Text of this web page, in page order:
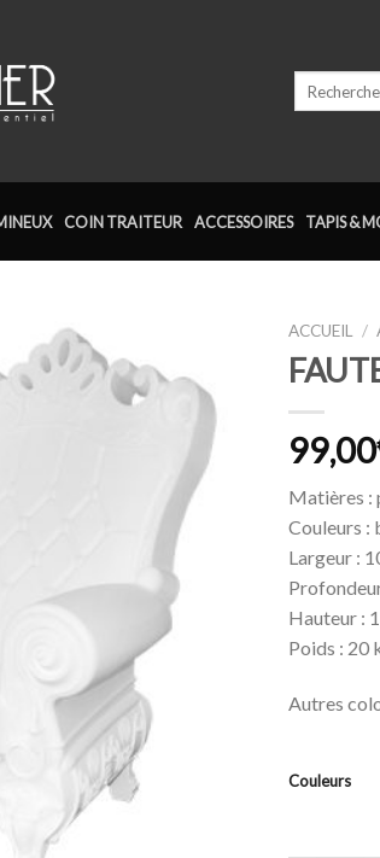
COIN TRAITEUR ACCESSOIRES TAPIS &
Ajouter
wishlist
ACCUEIL /
99,00
Matières :
Couleurs :
Largeur :
Hauteur :
Poids : 20
Autres
Couleurs